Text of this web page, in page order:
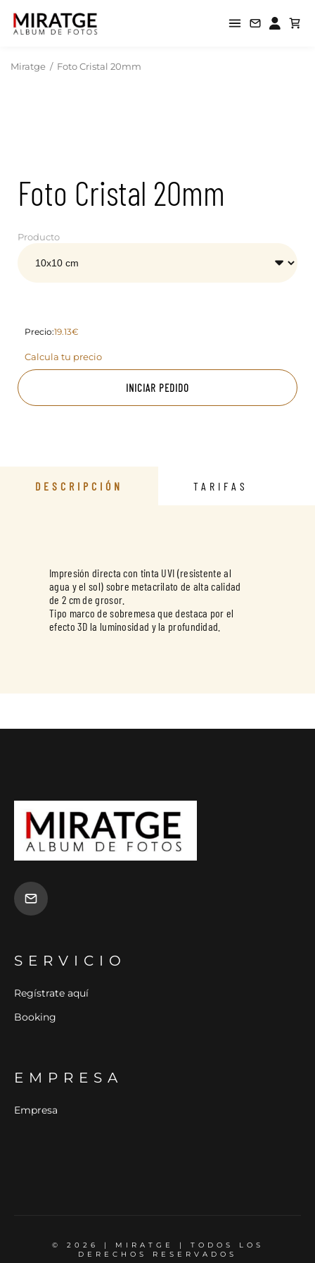
Miratge / Foto Cristal 20mm
Foto Cristal 20mm
Producto
Precio:19.13€
Calcula tu precio
INICIAR PEDIDO
DESCRIPCIÓN TARIFAS
Impresión directa con tinta UVI (resistente al
agua y el sol) sobre metacrilato de alta calidad
de 2 cm de grosor.
Tipo marco de sobremesa que destaca por el
efecto 3D la luminosidad y la profundidad.
SERVICIO
Regístrate aquí
Booking
EMPRESA
Empresa
© 2026 | MIRATGE | TODOS LOS
DERECHOS RESERVADOS